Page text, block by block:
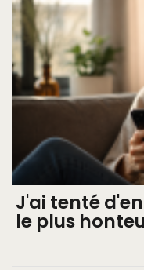
J'ai tenté
le plus